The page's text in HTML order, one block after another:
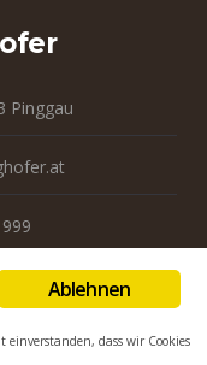
Pinggau
Ablehnen
dass wir Cookies